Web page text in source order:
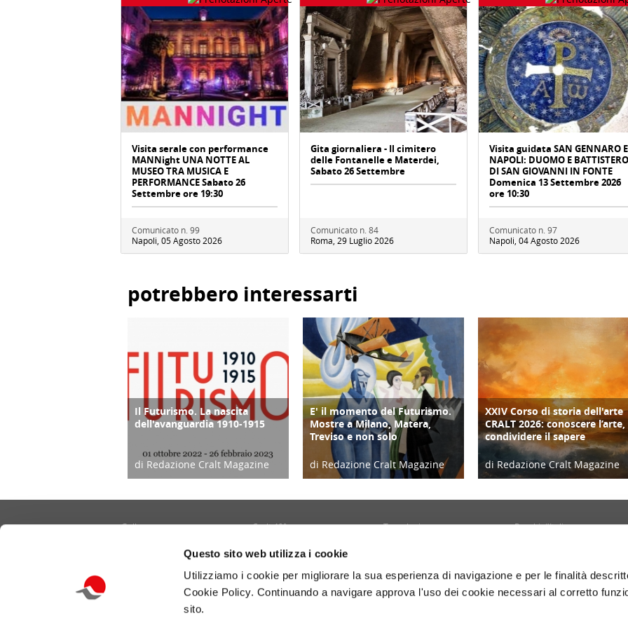
Questo sito web utilizza i cookie
Utilizziamo i cookie per migliorare la sua esperienza di navigazione e per le finalità
Cookie Policy. Continuando a navigare approva l'uso dei cookie necessari al corretto
sito.
Visita serale con performance
MANNight UNA NOTTE AL
MUSEO TRA MUSICA E
PERFORMANCE Sabato 26
Settembre ore 19:30
Comunicato n. 99
Napoli, 05 Agosto 2026
Gita giornaliera - Il cimitero
delle Fontanelle e Materdei,
Sabato 26 Settembre
Comunicato n. 84
Roma, 29 Luglio 2026
Visita guidata SAN GENNARO E
NAPOLI: DUOMO E BATTISTERO
DI SAN GIOVANNI IN FONTE
Domenica 13 Settembre 2026
ore 10:30
Comunicato n. 97
Napoli, 04 Agosto 2026
potrebbero interessarti
CULTURA/ARTE
Il Futurismo. La nascita
dell'avanguardia 1910-1915
di Redazione Cralt Magazine
CULTURA/ARTE
E' il momento del Futurismo.
Mostre a Milano, Matera,
Treviso e non solo
di Redazione Cralt Magazine
ATTIVITÀ
XXIV Corso di storia dell'arte
CRALT 2026: conoscere l’arte,
condividere il sapere
di Redazione Cralt Magazine
Gallery
Cralt 40°
Turismo
Tecnologia
Diario di Viaggio
Attività
Borghi d'Italia
Copertina